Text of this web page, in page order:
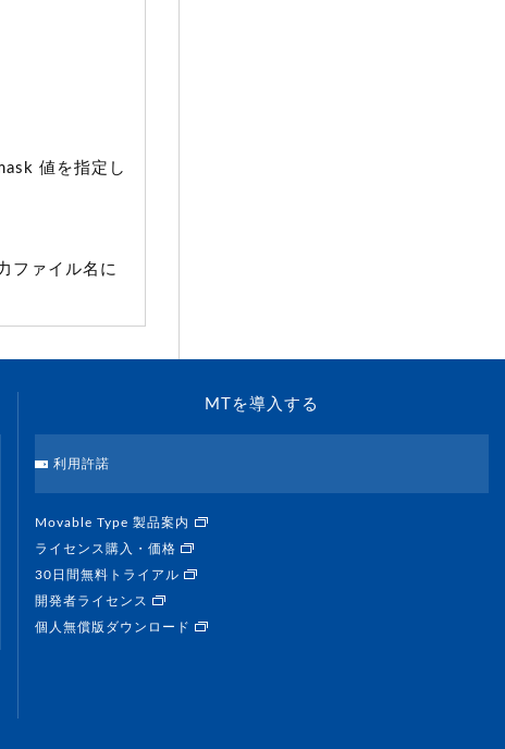
値を指定し
ファイル名に
MTを導入する
利用許諾
Movable Type 製品案内
ライセンス購入・価格
30日間無料トライアル
開発者ライセンス
個人無償版ダウンロード